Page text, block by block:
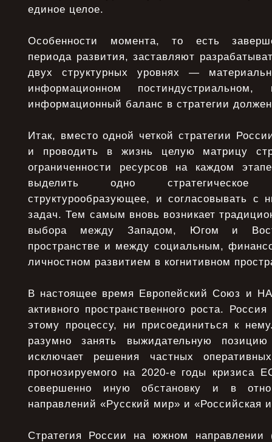
единое целое.
Особенности момента, то есть
периода развития, заставляют
двух структурных уровнях —
информационном постиндустриальном,
информационный баланс в стратегии
Итак, вместо одной четкой стратегии
и проводить в жизнь целую матрицу
ограниченности ресурсов на каждом
выделить одно стратегическое
структурообразующее, и согласовывать с
задач. Тем самым вновь возникает
выбора между Западом, Югом и
пространстве и между социальным,
личностном развитием в когнитивном
В настоящее время Европейский Союз и
активного пространственного роста.
этому процессу, ни присоединиться к
разумно занять выжидательную
исключает решения частных
прогнозируемого на 2020-е годы кризиса
совершенно иную обстановку и в
направлений «Русский мир» и «Российская
Стратегия России на южном направлении